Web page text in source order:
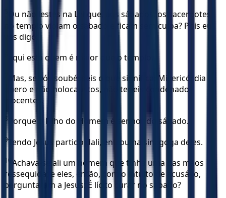
Ou não lestes na Lei que, aos sábados, os sacerdotes
no templo violam o sábado e ficam sem culpa? Pois eu
vos digo:
aqui está quem é maior que o templo.
Mas, se vós soubésseis o que significa: Misericórdia
quero e não holocaustos, não teríeis condenado
inocentes.
8 Porque o Filho do Homem é senhor do sábado.
9Tendo Jesus partido dali, entrou na sinagoga deles.
10 Achava-se ali um homem que tinha uma das mãos
ressequida; e eles, então, com o intuito de acusá-lo,
perguntaram a Jesus: É lícito curar no sábado?